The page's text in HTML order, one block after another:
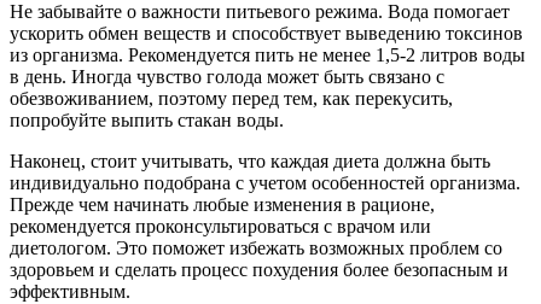
Не забывайте о важности питьевого режима. Вода помогает
ускорить обмен веществ и способствует выведению токсинов
из организма. Рекомендуется пить не менее 1,5-2 литров воды
в день. Иногда чувство голода может быть связано с
обезвоживанием, поэтому перед тем, как перекусить,
попробуйте выпить стакан воды.
Наконец, стоит учитывать, что каждая диета должна быть
индивидуально подобрана с учетом особенностей организма.
Прежде чем начинать любые изменения в рационе,
рекомендуется проконсультироваться с врачом или
диетологом. Это поможет избежать возможных проблем со
здоровьем и сделать процесс похудения более безопасным и
эффективным.